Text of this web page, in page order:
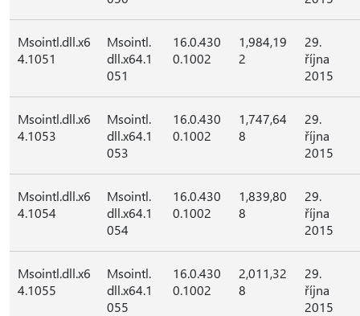
Msointl.dll.x6
4.1051
Msointl.
dll.x64.1
051
16.0.430
0.1002
1,984,19
2
29.
října
2015
Msointl.dll.x6
4.1053
Msointl.
dll.x64.1
053
16.0.430
0.1002
1,747,64
8
29.
října
2015
Msointl.dll.x6
4.1054
Msointl.
dll.x64.1
054
16.0.430
0.1002
1,839,80
8
29.
října
2015
Msointl.dll.x6
4.1055
Msointl.
dll.x64.1
055
16.0.430
0.1002
2,011,32
8
29.
října
2015